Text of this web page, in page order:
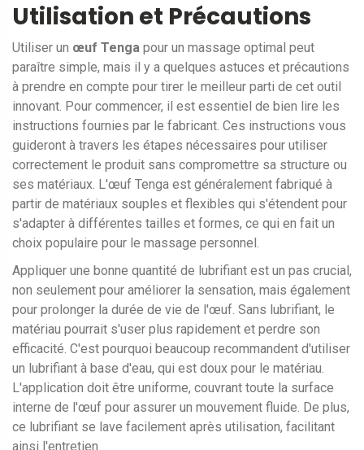
Utilisation et Précautions
Utiliser un œuf Tenga pour un massage optimal peut
paraître simple, mais il y a quelques astuces et précautions
à prendre en compte pour tirer le meilleur parti de cet outil
innovant. Pour commencer, il est essentiel de bien lire les
instructions fournies par le fabricant. Ces instructions vous
guideront à travers les étapes nécessaires pour utiliser
correctement le produit sans compromettre sa structure ou
ses matériaux. L'œuf Tenga est généralement fabriqué à
partir de matériaux souples et flexibles qui s'étendent pour
s'adapter à différentes tailles et formes, ce qui en fait un
choix populaire pour le massage personnel.
Appliquer une bonne quantité de lubrifiant est un pas crucial,
non seulement pour améliorer la sensation, mais également
pour prolonger la durée de vie de l'œuf. Sans lubrifiant, le
matériau pourrait s'user plus rapidement et perdre son
efficacité. C'est pourquoi beaucoup recommandent d'utiliser
un lubrifiant à base d'eau, qui est doux pour le matériau.
L'application doit être uniforme, couvrant toute la surface
interne de l'œuf pour assurer un mouvement fluide. De plus,
ce lubrifiant se lave facilement après utilisation, facilitant
ainsi l'entretien.